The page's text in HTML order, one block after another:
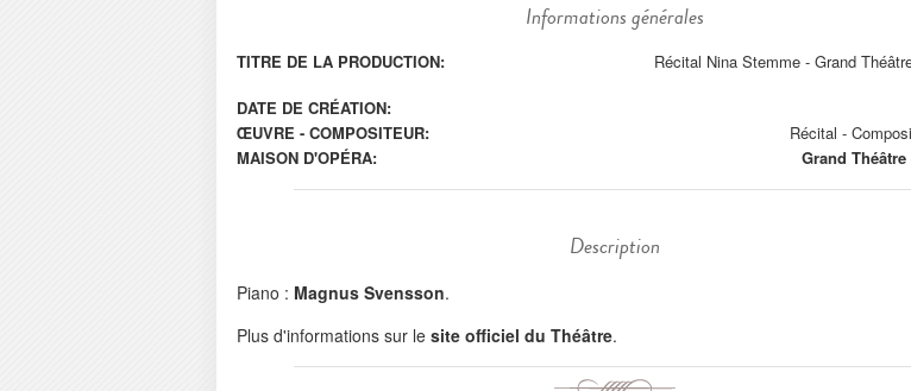
Informations générales
TITRE DE LA PRODUCTION:
Récital Nina Stemme - Grand
DATE DE CRÉATION:
ŒUVRE - COMPOSITEUR:
Récital -
MAISON D'OPÉRA:
Grand Théâtre
Description
Piano : Magnus Svensson.
Plus d'informations sur le site officiel du Théâtre.